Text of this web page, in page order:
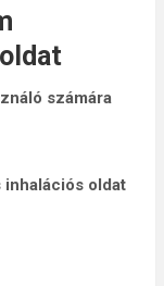
számára
inhalációs oldat